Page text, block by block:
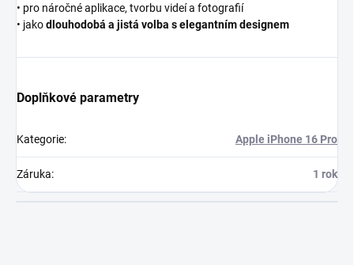
• pro náročné aplikace, tvorbu videí a fotografií
• jakodlouhodobá a jistá volba s elegantním designem
Doplňkové parametry
Kategorie: Apple iPhone 16 Pro
Záruka: 1 rok